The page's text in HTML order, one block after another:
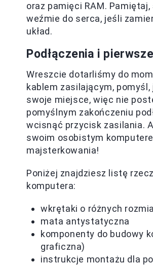
oraz pamięci RAM.
weźmie do serca, jeśli
układ.
Podłączenia i
Wreszcie dotarliśmy do
kablem zasilającym,
swoje miejsce, więc nie
pomyślnym zakończeniu
wcisnąć przycisk zasilania.
swoim osobistym
majsterkowania!
Poniżej znajdziesz listę
komputera:
wkrętaki o różnych
mata antystatyczna
komponenty do budowy
graficzna)
instrukcje montażu dla